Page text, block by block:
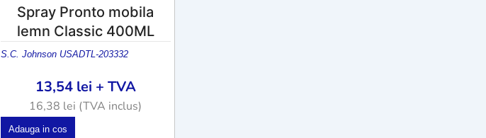
Spray Pronto mobila
lemn Classic 400ML
S.C. Johnson USADTL-203332
13,54 lei + TVA
16,38 lei (TVA inclus)
Adauga in cos